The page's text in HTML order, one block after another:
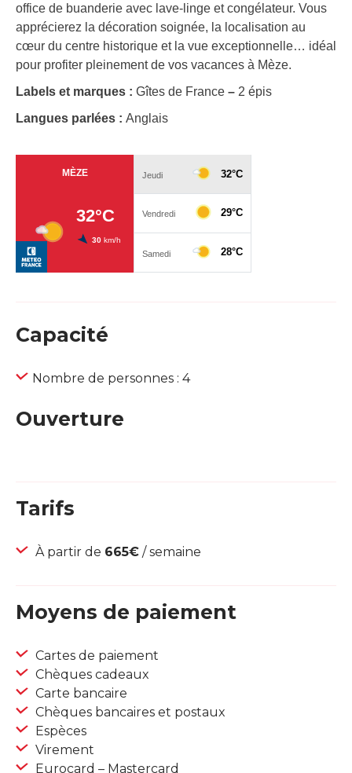
office de buanderie avec lave-linge et congélateur. Vous
apprécierez la décoration soignée, la localisation au
cœur du centre historique et la vue exceptionnelle… idéal
pour profiter pleinement de vos vacances à Mèze.
Labels et marques : Gîtes de France – 2 épis
Langues parlées : Anglais
Capacité
Nombre de personnes : 4
Ouverture
Tarifs
À partir de 665€ / semaine
Moyens de paiement
Cartes de paiement
Chèques cadeaux
Carte bancaire
Chèques bancaires et postaux
Espèces
Virement
Eurocard – Mastercard